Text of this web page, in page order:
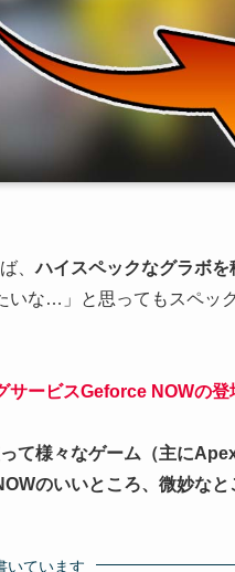
、ハイスペックなグラボ
いな…」と思ってもスペッ
サービスGeforce NOWの登
て様々なゲーム（主に
のいいところ、微妙なと
いています